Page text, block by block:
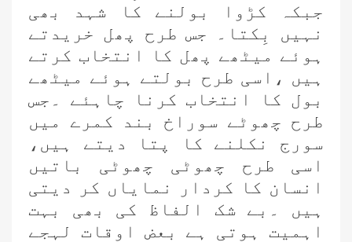
جبکہ کڑوا بولنے کا شہد بھی
نہیں بِکتا۔ جس طرح پھل خریدتے
ہوئے میٹھے پھل کا انتخاب کرتے
ہیں ،اسی طرح بولتے ہوئے میٹھے
بول کا انتخاب کرنا چاہئے ۔جس
طرح چھوٹے سوراخ بند کمرے میں
سورج نکلنے کا پتا دیتے ہیں،
اسی طرح چھوٹی چھوٹی باتیں
انسان کا کردار نمایاں کر دیتی
ہیں ۔بے شک الفاظ کی بھی بہت
اہمیت ہوتی ہے بعض اوقات لہجے